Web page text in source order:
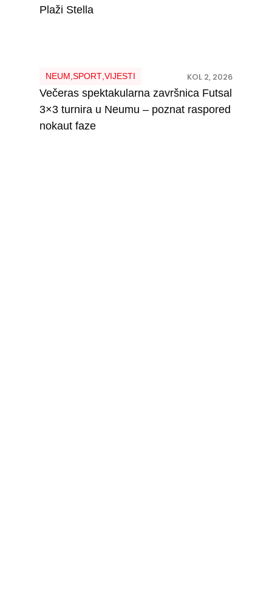
Plaži Stella
NEUM SPORT, VIJESTI KOL 2, 2026
Večeras spektakularna završnica Futsal
3×3 turnira u Neumu – poznat raspored
nokaut faze